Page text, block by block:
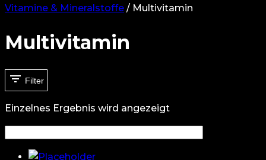
Vitamine & Mineralstoffe / Multivitamin
Multivitamin
Filter
Einzelnes Ergebnis wird angezeigt